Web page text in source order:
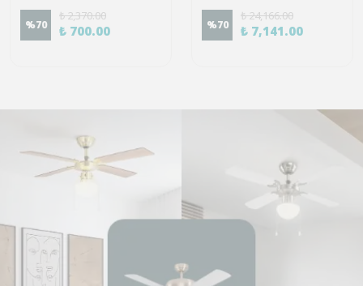
%70
₺ 2,370.00
₺ 700.00 %70
₺ 24,166.00
₺ 7,141.00